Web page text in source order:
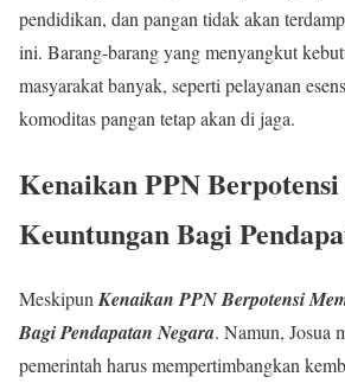
pendidikan, dan pangan tidak akan
ini. Barang-barang yang menyangkut
masyarakat banyak, seperti pelayanan
komoditas pangan tetap akan di jaga.
Kenaikan PPN
Keuntungan Bagi
Meskipun Kenaikan PPN Berpotensi
Bagi Pendapatan Negara. Namun, Josua
pemerintah harus mempertimbangkan